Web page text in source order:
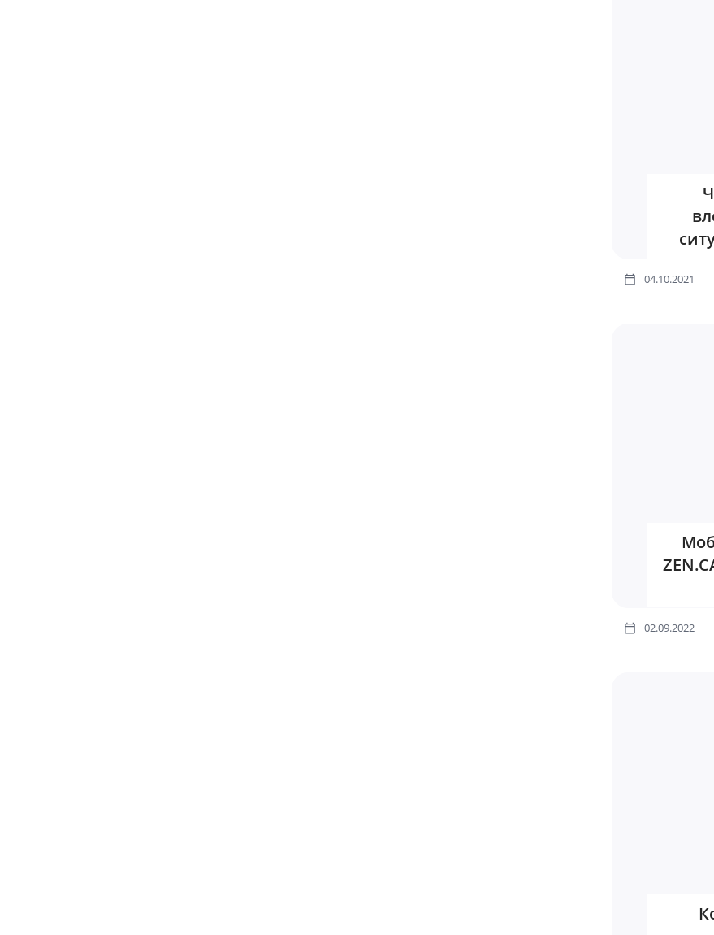
04.10.2021
02.09.2022